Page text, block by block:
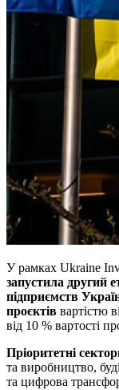
У рамках Ukraine
запустила другий
підприємств
проєктів вартістю
від 10 % вартості
Пріоритетні
та виробництво,
та цифрова